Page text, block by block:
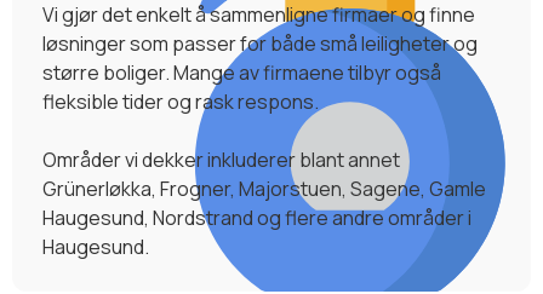
Vi gjør det enkelt å sammenligne firmaer og finne
løsninger som passer for både små leiligheter og
større boliger. Mange av firmaene tilbyr også
fleksible tider og rask respons.
Områder vi dekker inkluderer blant annet
Grünerløkka, Frogner, Majorstuen, Sagene, Gamle
Haugesund, Nordstrand og flere andre områder i
Haugesund.